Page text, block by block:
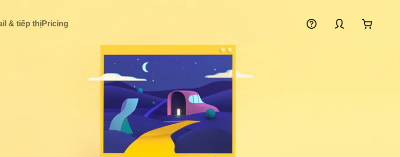
& tiếp thịPricing